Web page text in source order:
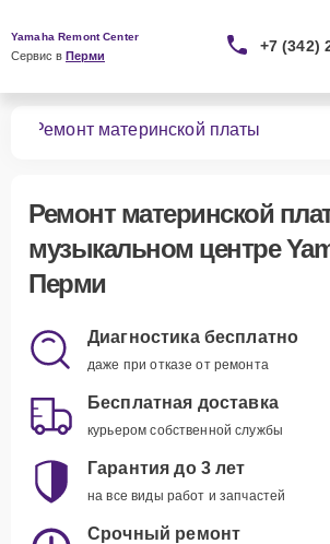
Yamaha Remont Center
Сервис в Перми
+7 (342)
Ремонт материнской платы
Ремонт материнской
музыкальном центре
Перми
Диагностика бесплатно
даже при отказе от ремонта
Бесплатная доставка
курьером собственной службы
Гарантия до 3 лет
на все виды работ и запчастей
Срочный ремонт